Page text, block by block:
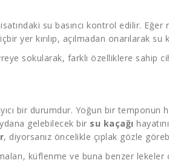
su basıncı kontrol edilir.
yer kırılıp, açılmadan onarılarak su
sokularak, farklı özelliklere sahip
bir durumdur. Yoğun bir temponun
gelebilecek bir su kaçağı
, diyorsanız öncelikle çıplak gözle
küflenme ve buna benzer lekeler